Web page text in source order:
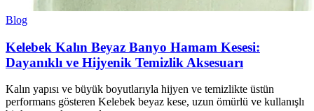
Blog
Kelebek Kalın Beyaz Banyo Hamam Kesesi:
Dayanıklı ve Hijyenik Temizlik Aksesuarı
Kalın yapısı ve büyük boyutlarıyla hijyen ve temizlikte üstün
performans gösteren Kelebek beyaz kese, uzun ömürlü ve kullanışlı